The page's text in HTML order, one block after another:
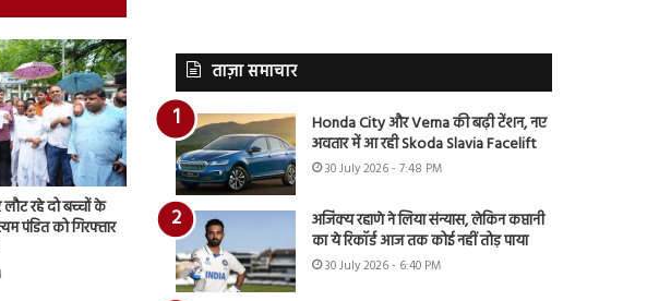
रहे दो बच्चों के
पंडित को गिरफ्तार
ताज़ा समाचार
Honda City और Verna की बढ़ी टेंशन, नए
अवतार में आ रही Skoda Slavia Facelift
30 July 2026 - 7:48 PM
अजिंक्य रहाणे ने लिया संन्यास, लेकिन कप्तानी
का ये रिकॉर्ड आज तक कोई नहीं तोड़ पाया
30 July 2026 - 6:40 PM